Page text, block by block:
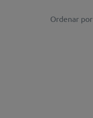
Ordenar por